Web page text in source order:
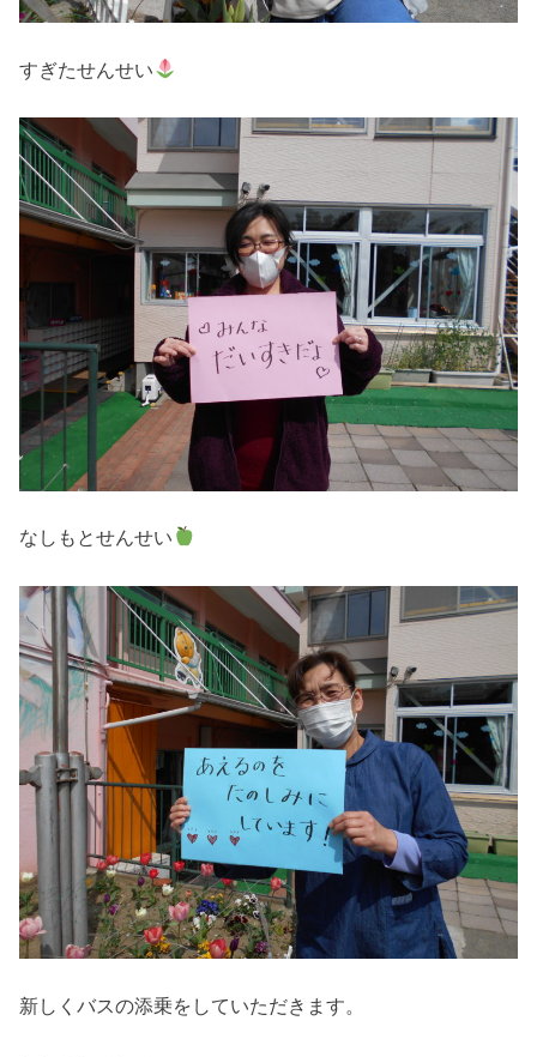
すぎたせんせい
なしもとせんせい
新しくバスの添乗をしていただきます。